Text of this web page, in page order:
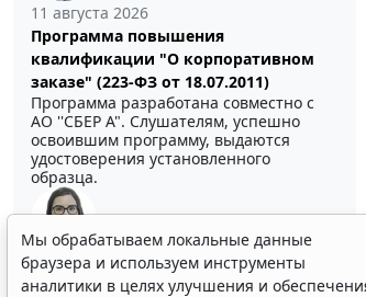
11 августа 2026
Программа повышения
квалификации "О корпоративном
заказе" (223-ФЗ от 18.07.2011)
Программа разработана совместно с
АО ''СБЕР А". Слушателям, успешно
освоившим программу, выдаются
удостоверения установленного
образца.
Выберите тему программы повышения квалификации
для юристов ...
Мы обрабатываем локальные данные
браузера и используем инструменты
аналитики в целях улучшения и